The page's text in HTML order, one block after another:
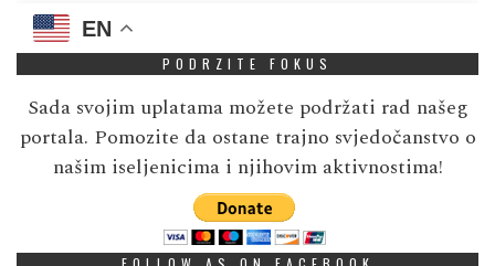
EN
PODRZITE FOKUS
Sada svojim uplatama možete podržati rad našeg
portala. Pomozite da ostane trajno svjedočanstvo o
našim iseljenicima i njihovim aktivnostima!